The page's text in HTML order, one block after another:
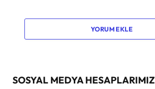
YORUM EKLE
SOSYAL MEDYA HESAPLARIMIZ